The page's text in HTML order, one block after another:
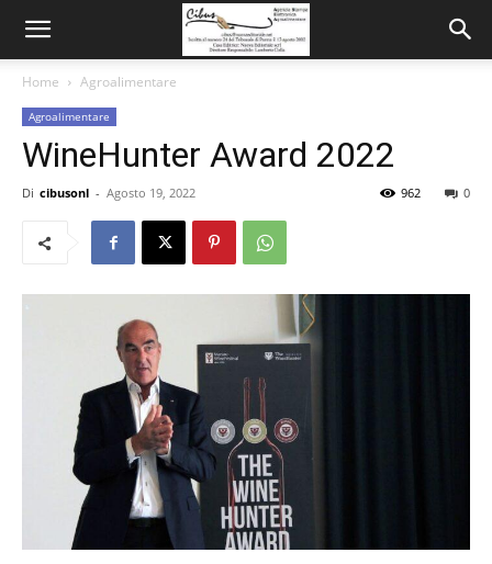
Home Agroalimentare
Agroalimentare
WineHunter Award 2022
Di cibusonl - Agosto 19, 2022 0
962